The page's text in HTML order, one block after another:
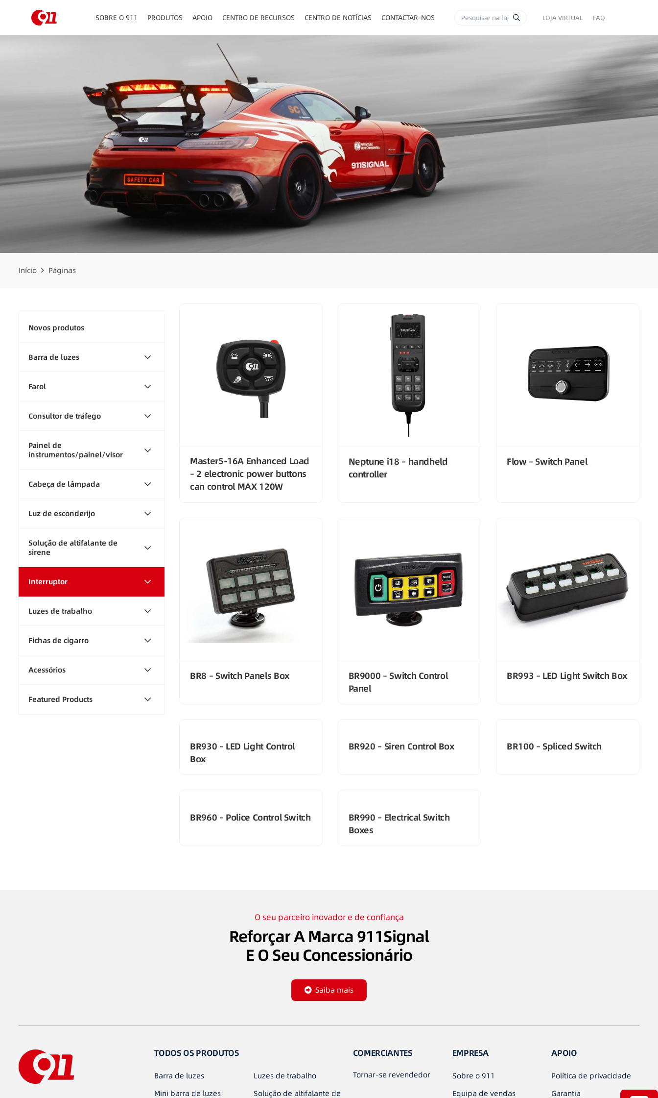
SOBRE O 911 PRODUTOS APOIO CENTRO DE RECURSOS CENTRO DE NOTÍCIAS CONTACTAR-NOS LOJA VIRTUAL FAQ
Início Páginas
Novos produtos
Barra de luzes
Farol
Consultor de tráfego
Painel de
instrumentos/painel/visor
Cabeça de lâmpada
Luz de esconderijo
Solução de altifalante de
sirene
Interruptor
Luzes de trabalho
Fichas de cigarro
Acessórios
Featured Products
Master5-16A Enhanced Load
– 2 electronic power buttons
can control MAX 120W
Neptune i18 – handheld
controller
Flow – Switch Panel
BR8 – Switch Panels Box
BR9000 – Switch Control
Panel
BR993 – LED Light Switch Box
BR930 – LED Light Control
Box
BR920 – Siren Control Box BR100 – Spliced Switch
BR960 – Police Control Switch
BR990 – Electrical Switch
Boxes
O seu parceiro inovador e de confiança
Reforçar A Marca 911Signal
E O Seu Concessionário
Saiba mais
TODOS OS PRODUTOS
Barra de luzes
Mini barra de luzes
Luzes de trabalho
Solução de altifalante de
COMERCIANTES
Tornar-se revendedor
EMPRESA
Sobre o 911
Equipa de vendas
APOIO
Política de privacidade
Garantia